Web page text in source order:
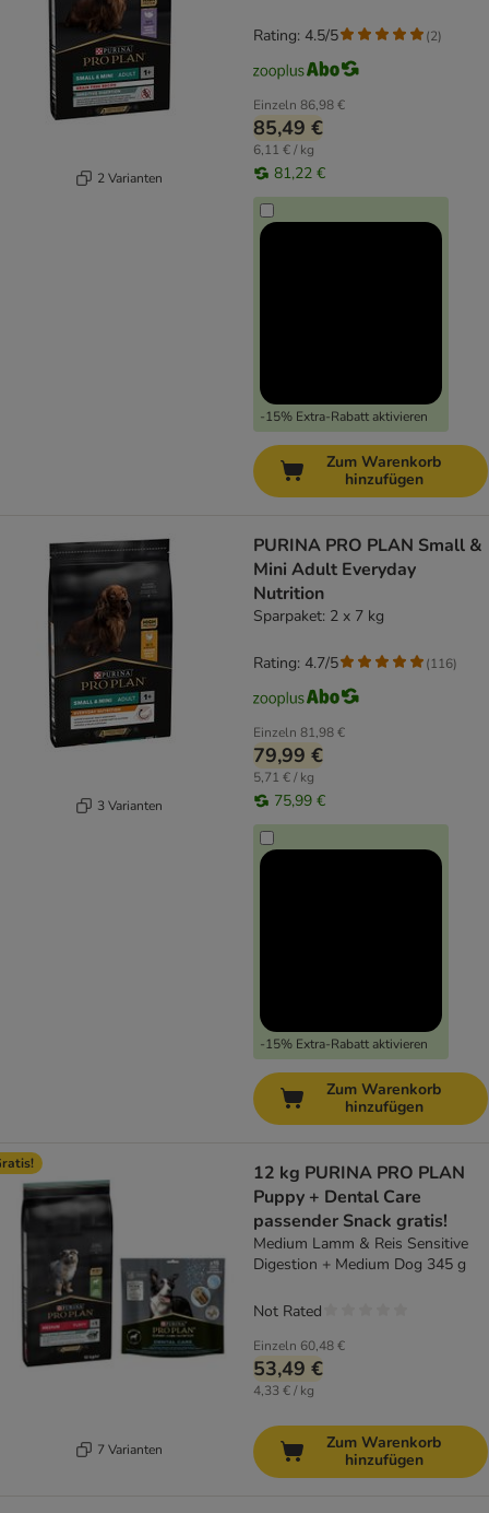
2 Varianten
Einzeln 86,98 €
85,49 €
6,11 € / kg
81,22 €
-15% Extra-Rabatt aktivieren
Rating: 4.5/5 (2)
Zum Warenkorb
hinzufügen
3 Varianten
PURINA PRO PLAN Small &
Mini Adult Everyday
Nutrition
Sparpaket: 2 x 7 kg
Einzeln 81,98 €
79,99 €
5,71 € / kg
75,99 €
-15% Extra-Rabatt aktivieren
Rating: 4.7/5 (116)
Zum Warenkorb
hinzufügen
7 Varianten
12 kg PURINA PRO PLAN
Puppy + Dental Care
passender Snack gratis!
Medium Lamm & Reis Sensitive
Digestion + Medium Dog 345 g
Einzeln 60,48 €
53,49 €
4,33 € / kg
Not Rated
Zum Warenkorb
hinzufügen